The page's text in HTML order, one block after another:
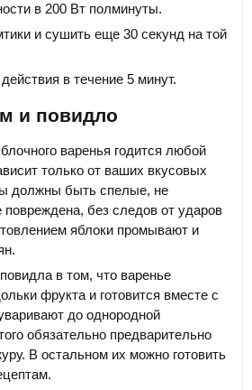
в 200 Вт полминуты.
и сушить еще 30 секунд на той
в течение 5 минут.
и повидло
варенья годится любой
только от ваших вкусовых
должны быть спелые, не
без следов от ударов
яблоки промывают и
в том, что варенье
фрукта и готовится вместе с
до однородной
обязательно предварительно
В остальном их можно готовить